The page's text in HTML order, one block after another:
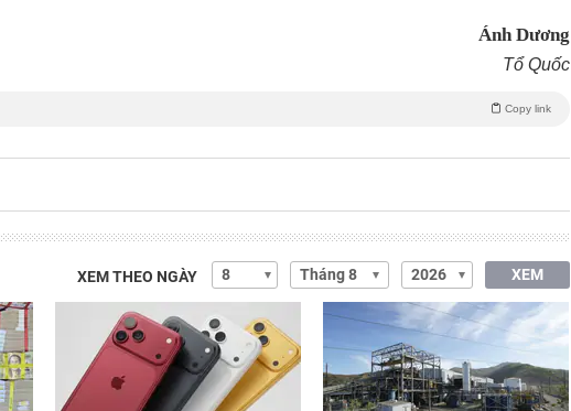
Ánh Dương
Tổ Quốc
Copy link
XEM THEO NGÀY XEM